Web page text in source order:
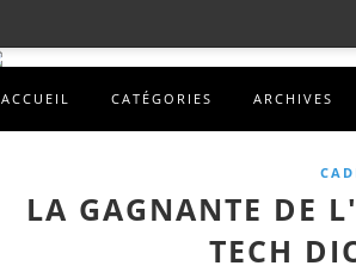
ACCUEIL CATÉGORIES ARCHIVES
LA GAGNANTE DE
TECH